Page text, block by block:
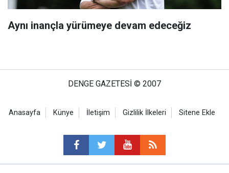
Aynı inançla yürümeye devam edeceğiz
DENGE GAZETESİ © 2007
Anasayfa Künye İletişim Gizlilik İlkeleri Sitene Ekle